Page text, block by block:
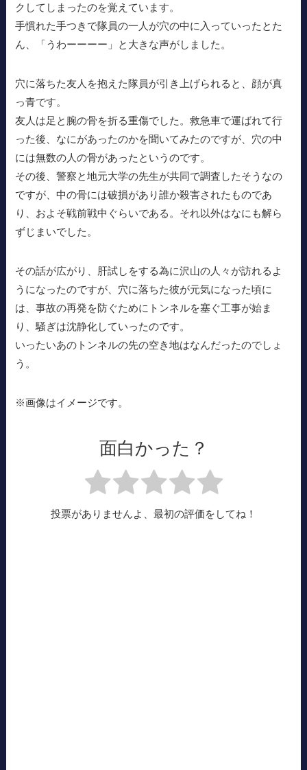
クしてしまったのを覚えています。
手慣れた手つきで隊員の一人が穴の中に入っていったとた
ん、「うわーーーー」と大きな声がしました。
穴に落ちた友人を抱えた隊員が引き上げられると、顔が真
っ青です。
友人は足と腕の骨を折る重傷でした。救急車で運ばれて行
った後、なにがあったのかを聞いてみたのですが、穴の中
には無数の人の骨があったというのです。
その後、警察と地元大学の先生が共同で調査したそうなの
ですが、中の骨には破損があり誰か殺害されたものであ
り、およそ戦前戦中ぐらいである。それ以外はなにも解ら
ずじまいでした。
その話が広がり、肝試しをする為に沢山の人々が訪れるよ
うになったのですが、穴に落ちた彼が元気になった頃に
は、事故の再発を防ぐためにトンネルを塞ぐ工事が始ま
り、騒ぎは沈静化していったのです。
いったいあのトンネルの先の空き地はなんだったのでしょ
う。
※画像はイメージです。
面白かった？
投票がありませんよ、最初の評価をしてね！